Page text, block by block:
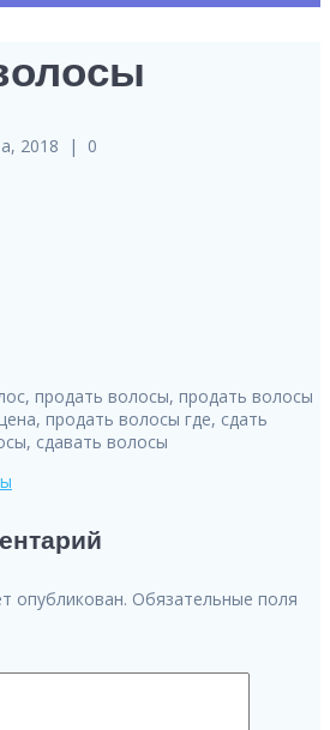
2018 | 0
продать волосы, продать волосы
продать волосы где, сдать
сдавать волосы
опубликован. Обязательные поля